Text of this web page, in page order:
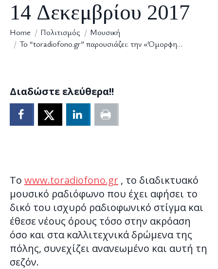
14 Δεκεμβρίου 2017
You are here:
Home Πολιτισμός
Μουσική
Το “toradiofono.gr” παρουσιάζει: την «Όμορφη…
Διαδώστε ελεύθερα!!
To www.toradiofono.gr , το διαδικτυακό
μουσικό ραδιόφωνο που έχει αφήσει το
δικό του ισχυρό ραδιοφωνικό στίγμα και
έθεσε νέους όρους τόσο στην ακρόαση
όσο και στα καλλιτεχνικά δρώμενα της
πόλης, συνεχίζει ανανεωμένο και αυτή τη
σεζόν.